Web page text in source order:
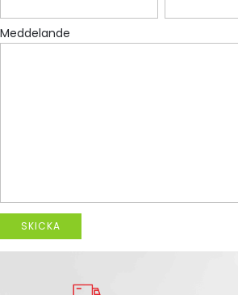
Meddelande